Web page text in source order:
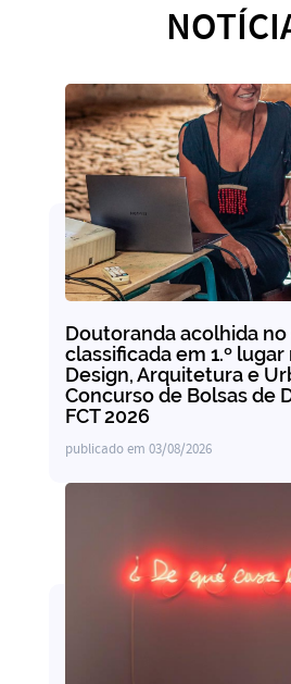
Doutoranda acolhida no
classificada em 1.º
Design, Arquitetura e
Concurso de Bolsas de
FCT 2026
publicado em 03/08/2026